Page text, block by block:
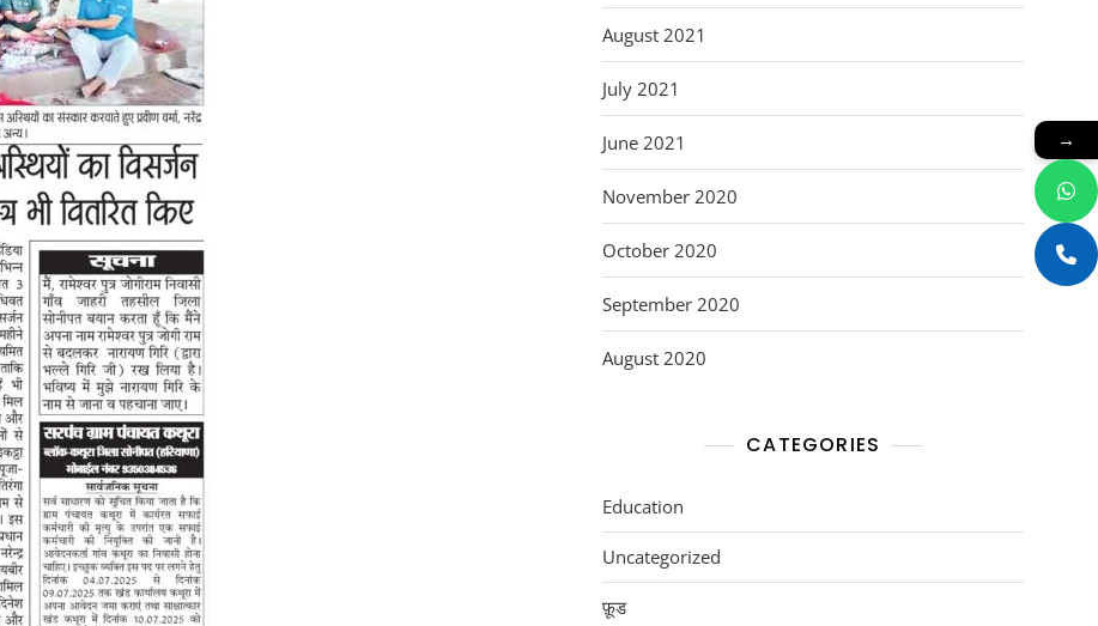
August 2021
July 2021
June 2021
November 2020
October 2020
September 2020
August 2020
CATEGORIES
Education
Uncategorized
फ़ूड
→